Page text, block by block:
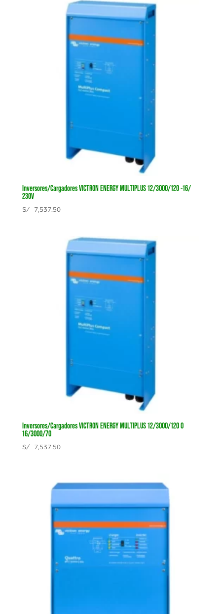
Inversores/Cargadores VICTRON ENERGY MULTIPLUS 12/3000/120 -16/
230V
S/7,537.50
Inversores/Cargadores VICTRON ENERGY MULTIPLUS 12/3000/120 O
16/3000/70
S/7,537.50